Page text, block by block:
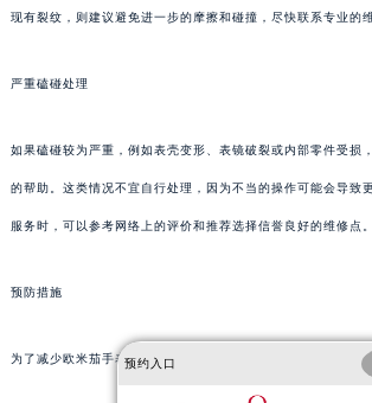
现有裂纹，则建议避免进一步的摩擦和碰撞，尽快联系专业的
严重磕碰处理
如果磕碰较为严重，例如表壳变形、表镜破裂或内部零件受损
的帮助。这类情况不宜自行处理，因为不当的操作可能会导致
服务时，可以参考网络上的评价和推荐选择信誉良好的维修点。
预防措施
为了减少欧米茄手表磕碰的可能性，日常佩戴时应注意以下几
预约入口